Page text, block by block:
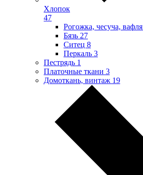
Хлопок
47
Рогожка, чесуча, вафля
Бязь 27
Ситец 8
Перкаль 3
Пестрядь 1
Платочные ткани 3
Домоткань, винтаж 19